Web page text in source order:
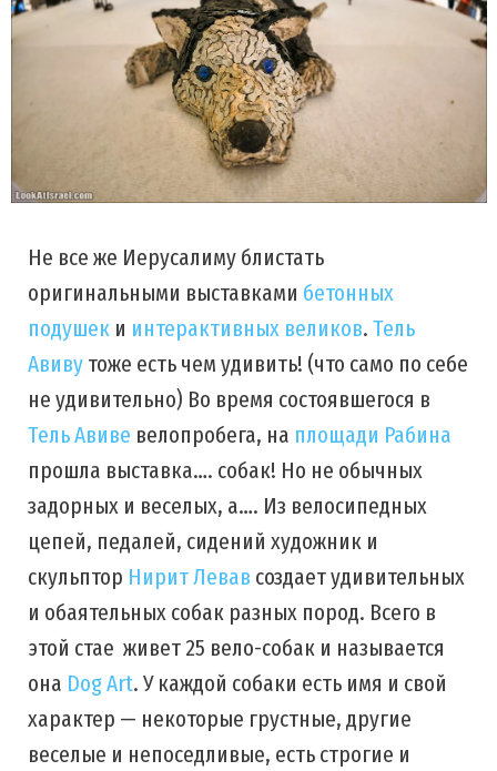
Не все же Иерусалиму блистать
оригинальными выставками бетонных
подушек и интерактивных великов.Тель
Авивутоже есть чем удивить! (что само по себе
не удивительно) Во время состоявшегося в
Тель Авиве велопробега, на площади Рабина
прошла выставка…. собак! Но не обычных
задорных и веселых, а…. Из велосипедных
цепей, педалей, сидений художник и
скульптор Нирит Левав создает удивительных
и обаятельных собак разных пород. Всего в
этой стае живет 25 вело-собак и называется
она Dog Art. У каждой собаки есть имя и свой
характер — некоторые грустные, другие
веселые и непоседливые, есть строгие и